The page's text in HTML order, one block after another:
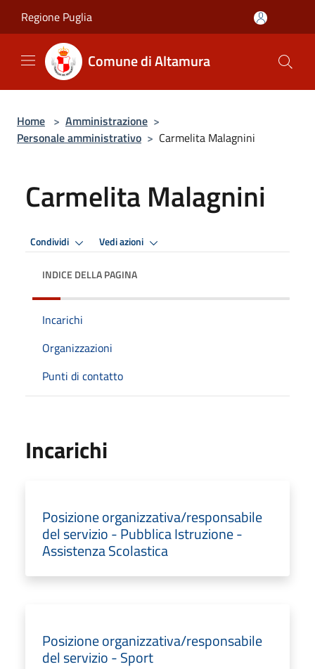
Regione Puglia
Comune di Altamura
Home > Amministrazione >
Personale amministrativo > Carmelita Malagnini
Carmelita Malagnini
Condividi Vedi azioni
INDICE DELLA PAGINA
Incarichi
Organizzazioni
Punti di contatto
Incarichi
Posizione organizzativa/responsabile
del servizio - Pubblica Istruzione -
Assistenza Scolastica
Posizione organizzativa/responsabile
del servizio - Sport